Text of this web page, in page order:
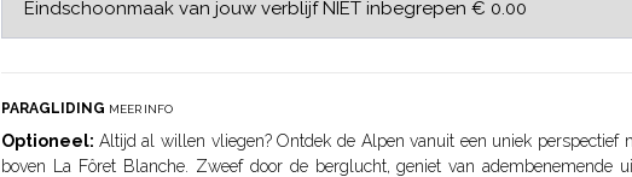
PARAGLIDING MEER INFO
Optioneel: Altijd al willen vliegen? Ontdek de Alpen vanuit een uniek perspectief
boven La Fôret Blanche. Zweef door de berglucht, geniet van adembenemende